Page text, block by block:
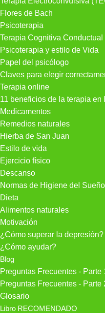
Flores de Bach
Psicoterapia
Terapia Cognitiva Conductual
Psicoterapia y estilo de Vida
Papel del psicólogo
Claves para elegir
Terapia online
11 beneficios de la terapia en
Medicamentos
Remedios naturales
Hierba de San Juan
Estilo de vida
Ejercicio físico
Descanso
Normas de Higiene del Sueño
Dieta
Alimentos naturales
Motivación
¿Cómo superar la depresión?
¿Cómo ayudar?
Blog
Preguntas Frecuentes - Parte
Preguntas Frecuentes - Parte
Glosario
Libro RECOMENDADO